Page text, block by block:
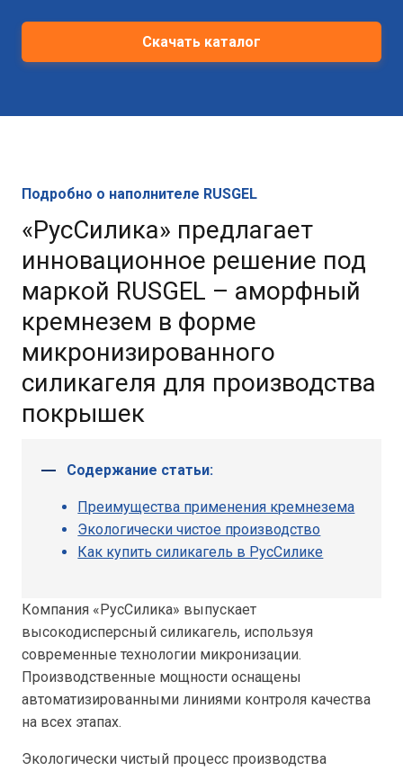
Скачать каталог
Подробно о наполнителе RUSGEL
«РусСилика» предлагает
инновационное решение под
маркой RUSGEL – аморфный
кремнезем в форме
микронизированного
силикагеля для производства
покрышек
Содержание статьи:
Преимущества применения кремнезема
Экологически чистое производство
Как купить силикагель в РусСилике
Компания «РусСилика» выпускает
высокодисперсный силикагель, используя
современные технологии микронизации.
Производственные мощности оснащены
автоматизированными линиями контроля качества
на всех этапах.
Экологически чистый процесс производства